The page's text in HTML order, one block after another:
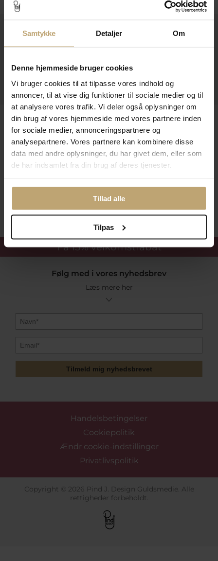
Samtykke Detaljer Om
Denne hjemmeside bruger cookies
Vi bruger cookies til at tilpasse vores indhold og
annoncer, til at vise dig funktioner til sociale medier og til
at analysere vores trafik. Vi deler også oplysninger om
din brug af vores hjemmeside med vores partnere inden
for sociale medier, annonceringspartnere og
analysepartnere. Vores partnere kan kombinere disse
data med andre oplysninger, du har givet dem, eller som
de har indsamlet fra din brug af deres tjenester.
Tillad alle
Tilpas
Kontakt
Åbningstider I Butikken
Information
Praktiske Sider
Leveringsmuligheder
Betalingsmuligheder
Sikker Og Tryg E-Handel
Få 15%velkomstrabat
Følg med i vores nyhedsbrev
Læs mere her
Tilmeld mig nyhedsbrevet
Handelsbetingelser
Cookiepolitik
Ændr cookie-indstillinger
Privatlivspolitik
Copyright © 2026 Pind J. Design Guldsmedie. Alle
rettigheder forbeholdt.